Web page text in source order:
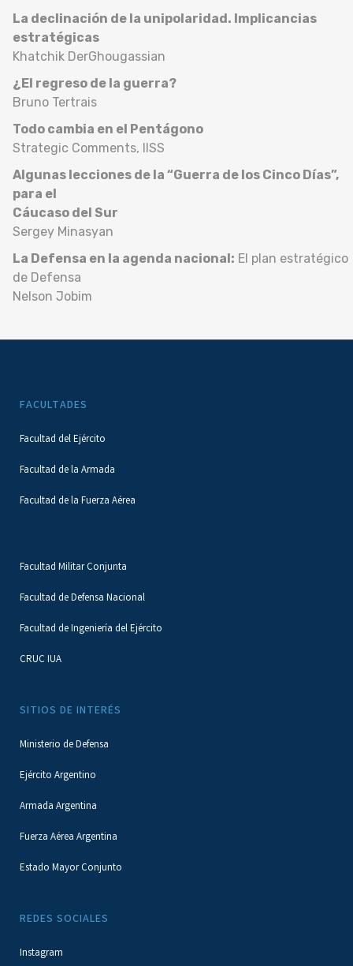
La declinación de la unipolaridad. Implicancias
estratégicas
Khatchik DerGhougassian
¿El regreso de la guerra?
Bruno Tertrais
Todo cambia en el Pentágono
Strategic Comments, IISS
Algunas lecciones de la “Guerra de los Cinco Días”,
para el
Cáucaso del Sur
Sergey Minasyan
La Defensa en la agenda nacional: El plan estratégico
de Defensa
Nelson Jobim
FACULTADES
Facultad del Ejército
Facultad de la Armada
Facultad de la Fuerza Aérea
Facultad Militar Conjunta
Facultad de Defensa Nacional
Facultad de Ingeniería del Ejército
CRUC IUA
SITIOS DE INTERÉS
Ministerio de Defensa
Ejército Argentino
Armada Argentina
Fuerza Aérea Argentina
Estado Mayor Conjunto
REDES SOCIALES
Instagram